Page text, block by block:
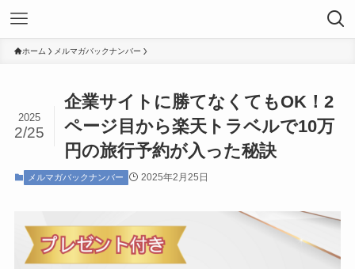
ホーム メルマガバックナンバー
企業サイトに勝てなくてもOK！2
ページ目から楽天トラベルで10万
円の旅行予約が入った秘訣
2025
2/25
メルマガバックナンバー 2025年2月25日